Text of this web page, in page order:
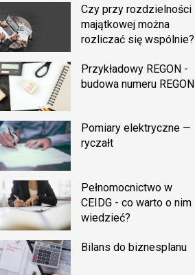
Czy przy rozdzielności
majątkowej można
rozliczać się wspólnie?
Przykładowy REGON -
budowa numeru REGON
Pomiary elektryczne —
ryczałt
Pełnomocnictwo w
CEIDG - co warto o nim
wiedzieć?
Bilans do biznesplanu